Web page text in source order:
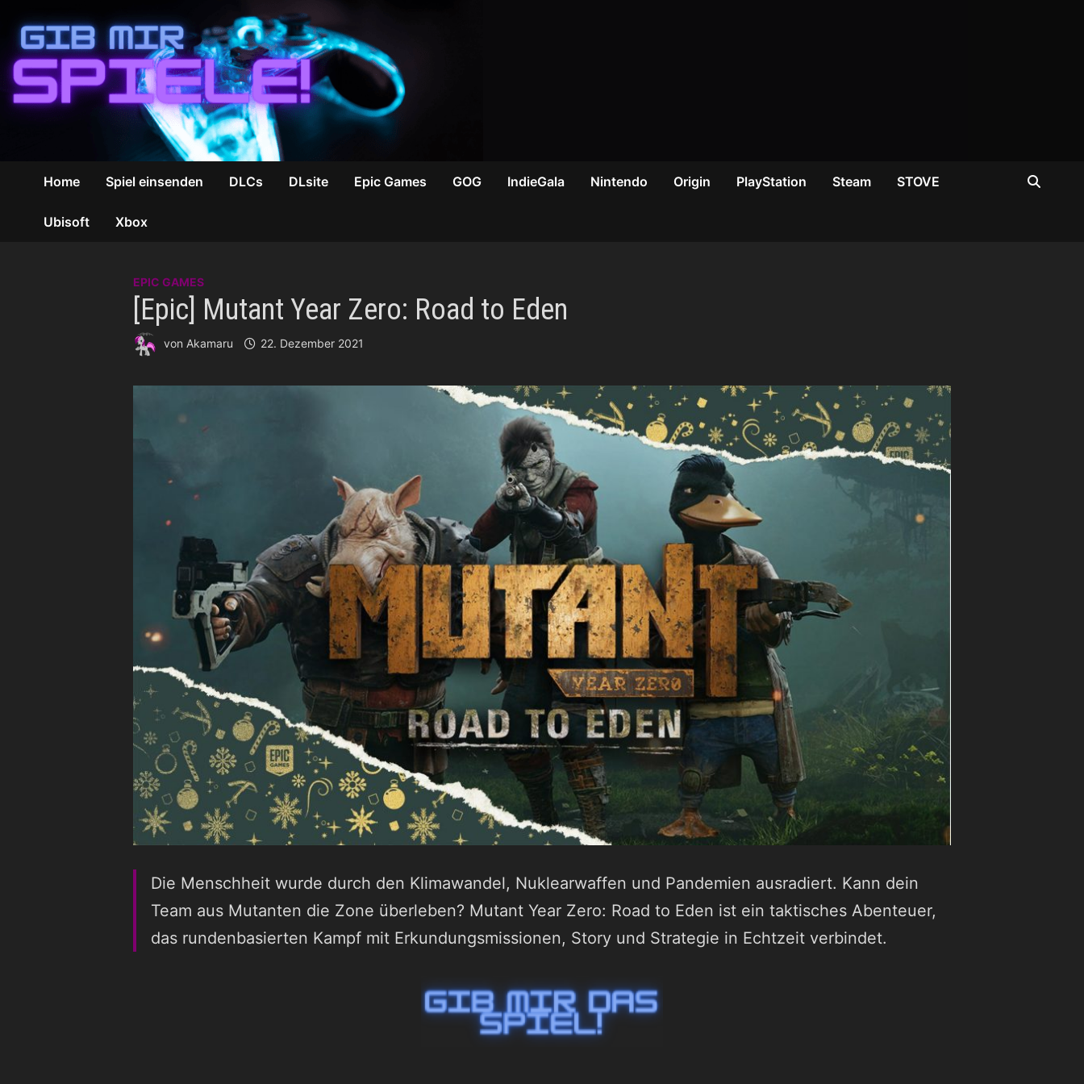
Inhalt
springen
Home Spiel einsenden DLCs DLsite Epic Games GOG IndieGala Nintendo Origin PlayStation Steam STOVE
Ubisoft Xbox
EPIC GAMES
[Epic] Mutant Year Zero: Road to Eden
von Akamaru 22. Dezember 2021
Die Menschheit wurde durch den Klimawandel, Nuklearwaffen und Pandemien ausradiert. Kann dein
Team aus Mutanten die Zone überleben? Mutant Year Zero: Road to Eden ist ein taktisches Abenteuer,
das rundenbasierten Kampf mit Erkundungsmissionen, Story und Strategie in Echtzeit verbindet.